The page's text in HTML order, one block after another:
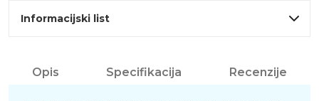
Informacijski list
Opis Specifikacija Recenzije